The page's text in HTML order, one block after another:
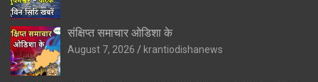
संक्षिप्त समाचार ओडिशा के
August 7, 2026 krantiodishanews